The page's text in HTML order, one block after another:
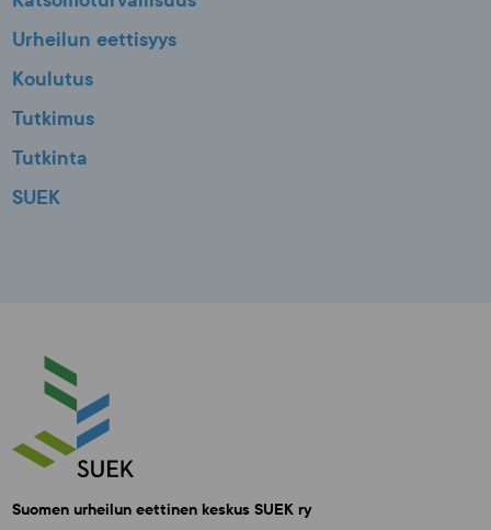
Urheilun eettisyys
Koulutus
Tutkimus
Tutkinta
SUEK
Suomen urheilun eettinen keskus SUEK ry